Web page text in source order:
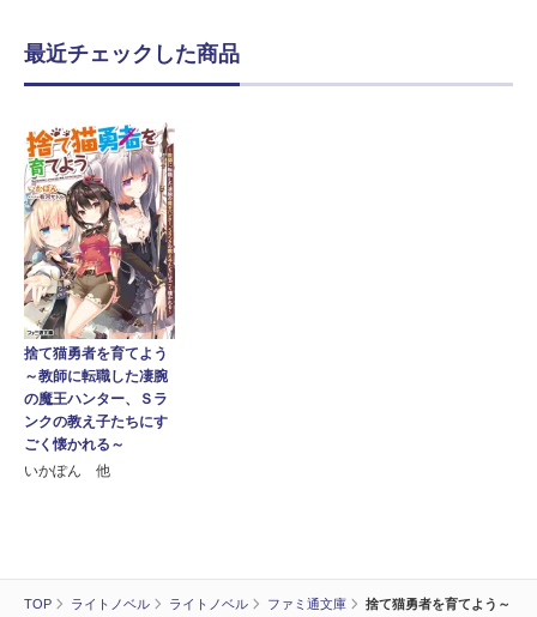
TOP ライトノベル ライトノベル ファミ通文庫
捨て猫勇者を育てよう～
最近チェックした商品
捨て猫勇者を育てよう
～教師に転職した凄腕
の魔王ハンター、Ｓラ
ンクの教え子たちにす
ごく懐かれる～
いかぽん 他